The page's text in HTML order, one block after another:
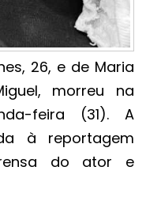
26, e de Maria
morreu na
feira (31). A
à reportagem
do ator e